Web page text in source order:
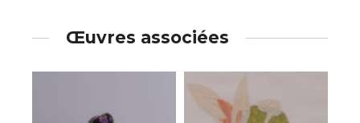
Œuvres associées